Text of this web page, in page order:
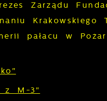
Zarządu
Krakowskiego
pałacu w
z M-3"